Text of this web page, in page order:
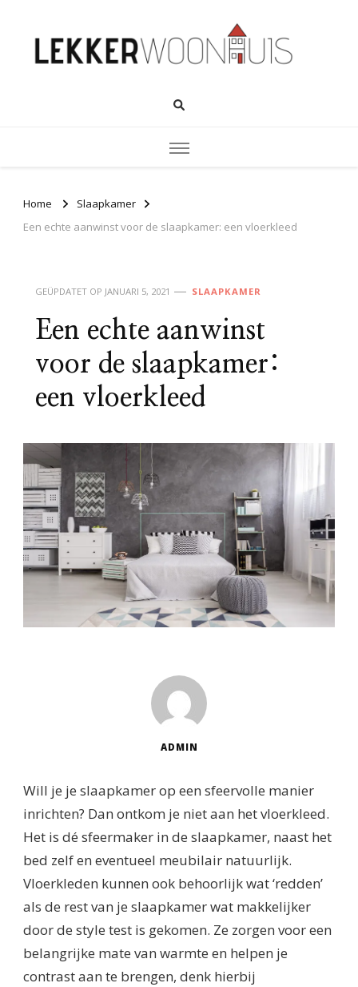
Home
Slaapkamer
Een echte aanwinst voor de slaapkamer: een vloerkleed
GEÜPDATET OP JANUARI 5, 2021 SLAAPKAMER
Een echte aanwinst
voor de slaapkamer:
een vloerkleed
ADMIN
Will je je slaapkamer op een sfeervolle manier
inrichten? Dan ontkom je niet aan het vloerkleed.
Het is dé sfeermaker in de slaapkamer, naast het
bed zelf en eventueel meubilair natuurlijk.
Vloerkleden kunnen ook behoorlijk wat ‘redden’
als de rest van je slaapkamer wat makkelijker
door de style test is gekomen. Ze zorgen voor een
belangrijke mate van warmte en helpen je
contrast aan te brengen, denk hierbij